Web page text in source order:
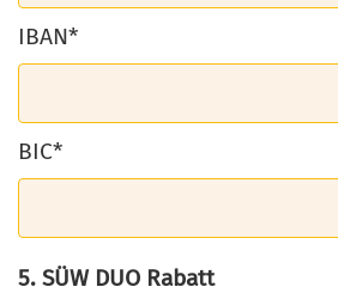
IBAN*
BIC*
5. SÜW DUO Rabatt